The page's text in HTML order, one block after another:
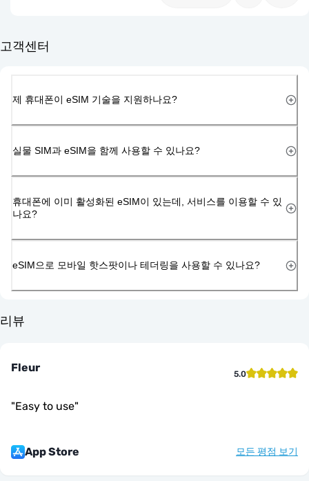
고객센터
제 휴대폰이 eSIM 기술을 지원하나요?
실물 SIM과 eSIM을 함께 사용할 수 있나요?
휴대폰에 이미 활성화된 eSIM이 있는데, 서비스를 이용할 수 있
나요?
eSIM으로 모바일 핫스팟이나 테더링을 사용할 수 있나요?
리뷰
Fleur 5.0
"Easy to use"
App Store 모든 평점 보기